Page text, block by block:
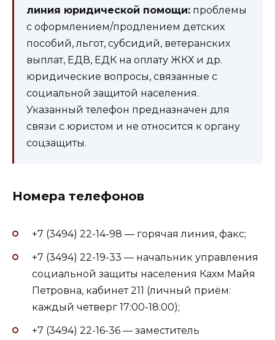
линия юридической помощи: проблемы
с оформлением/продлением детских
пособий, льгот, субсидий, ветеранских
выплат, ЕДВ, ЕДК на оплату ЖКХ и др.
юридические вопросы, связанные с
социальной защитой населения.
Указанный телефон предназначен для
связи с юристом и не относится к органу
соцзащиты.
Номера телефонов
+7 (3494) 22-14-98 — горячая линия, факс;
+7 (3494) 22-19-33 — начальник управления
социальной защиты населения Кахм Майя
Петровна, кабинет 211 (личный приём:
каждый четверг 17:00-18:00);
+7 (3494) 22-16-36 — заместитель